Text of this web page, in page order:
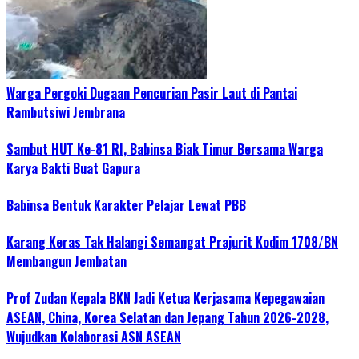
Warga Pergoki Dugaan Pencurian Pasir Laut di Pantai
Rambutsiwi Jembrana
Sambut HUT Ke-81 RI, Babinsa Biak Timur Bersama Warga
Karya Bakti Buat Gapura
Babinsa Bentuk Karakter Pelajar Lewat PBB
Karang Keras Tak Halangi Semangat Prajurit Kodim 1708/BN
Membangun Jembatan
Prof Zudan Kepala BKN Jadi Ketua Kerjasama Kepegawaian
ASEAN, China, Korea Selatan dan Jepang Tahun 2026-2028,
Wujudkan Kolaborasi ASN ASEAN